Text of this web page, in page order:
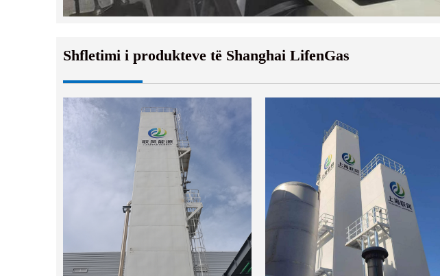
Shfletimi i produkteve të Shanghai LifenGas